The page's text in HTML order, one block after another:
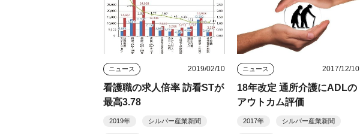
ニュース 2019/02/10
看護職の求人倍率 訪看STが
最高3.78
2019年 シルバー産業新聞
ニュース 2017/12/10
18年改定 通所介護にADLの
アウトカム評価
2017年 シルバー産業新聞